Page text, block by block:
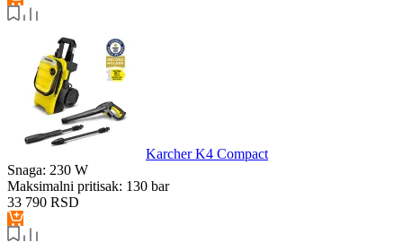
Karcher K4 Compact
Snaga: 230 W
Maksimalni pritisak: 130 bar
33 790 RSD